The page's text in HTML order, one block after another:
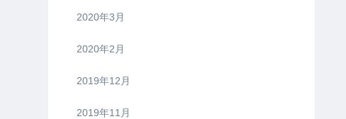
2020年3月
2020年2月
2019年12月
2019年11月